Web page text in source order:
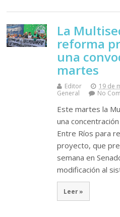
La
reforma
una
martes
Editor 19 de
General
No
Este martes la
una
Entre Ríos para
proyecto, que
semana en
modificación al
Leer »